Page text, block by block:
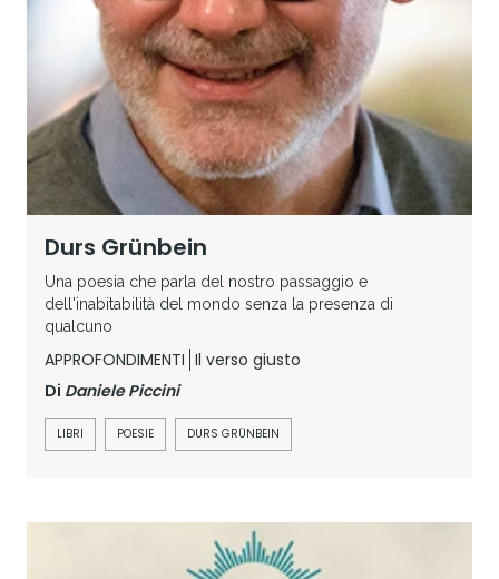
Durs Grünbein
Una poesia che parla del nostro passaggio e
dell'inabitabilità del mondo senza la presenza di
qualcuno
APPROFONDIMENTI Il verso giusto
Di Daniele Piccini
LIBRI POESIE DURS GRÜNBEIN